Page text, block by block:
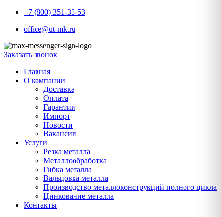
+7 (800) 351-33-53
office@ut-mk.ru
Заказать звонок
Главная
О компании
Доставка
Оплата
Гарантии
Импорт
Новости
Вакансии
Услуги
Резка металла
Металлообработка
Гибка металла
Вальцовка металла
Производство металлоконструкций полного цикла
Цинкование металла
Контакты